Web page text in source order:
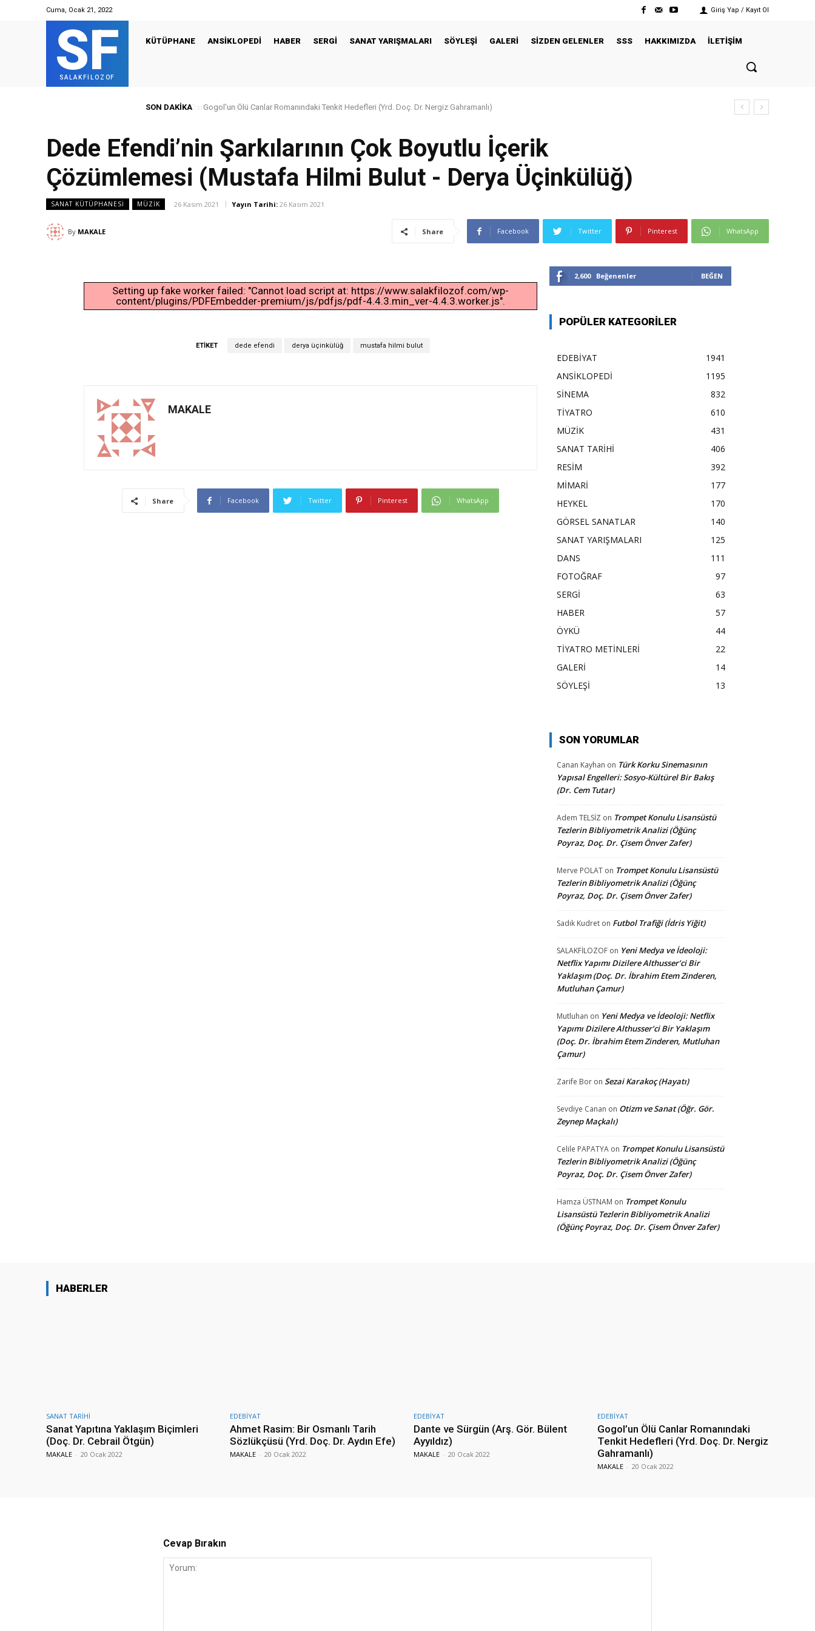
Cuma, Ocak 21, 2022 Giriş Yap / Kayıt Ol
SF
SALAKFİLOZOF
KÜTÜPHANE ANSİKLOPEDİ HABER SERGİ SANAT YARIŞMALARI SÖYLEŞİ GALERİ SİZDEN GELENLER SSS HAKKIMIZDA İLETİŞİM
SON DAKIKA Gogol’un Ölü Canlar Romanındaki Tenkit Hedefleri (Yrd. Doç. Dr. Nergiz Gahramanlı)
Dede Efendi’nin Şarkılarının Çok Boyutlu İçerik
Çözümlemesi (Mustafa Hilmi Bulut - Derya Üçinkülüğ)
SANAT KÜTÜPHANESİ MÜZİK 26 Kasım 2021 Yayın Tarihi: 26 Kasım 2021
By MAKALE Share Facebook Twitter Pinterest WhatsApp
Setting up fake worker failed: "Cannot load script at: https://www.salakfilozof.com/wp-
content/plugins/PDFEmbedder-premium/js/pdfjs/pdf-4.4.3.min_ver-4.4.3.worker.js".
ETIKET dede efendi derya üçinkülüğ mustafa hilmi bulut
MAKALE
Share Facebook Twitter Pinterest WhatsApp
2,600 Beğenenler BEĞEN
POPÜLER KATEGORILER
EDEBİYAT
1941
ANSİKLOPEDİ
1195
SİNEMA
832
TİYATRO
610
MÜZİK
431
SANAT TARİHİ
406
RESİM
392
MİMARİ
177
HEYKEL
170
GÖRSEL SANATLAR
140
SANAT YARIŞMALARI
125
DANS
111
FOTOĞRAF
97
SERGİ
63
HABER
57
ÖYKÜ
44
TİYATRO METİNLERİ
22
GALERİ
14
SÖYLEŞİ
13
SON YORUMLAR
Canan Kayhan on Türk Korku Sinemasının
Yapısal Engelleri: Sosyo-Kültürel Bir Bakış
(Dr. Cem Tutar)
Adem TELSİZ on Trompet Konulu Lisansüstü
Tezlerin Bibliyometrik Analizi (Öğünç
Poyraz, Doç. Dr. Çisem Önver Zafer)
Merve POLAT on Trompet Konulu Lisansüstü
Tezlerin Bibliyometrik Analizi (Öğünç
Poyraz, Doç. Dr. Çisem Önver Zafer)
Sadık Kudret on Futbol Trafiği (İdris Yiğit)
SALAKFİLOZOF on Yeni Medya ve İdeoloji:
Netflix Yapımı Dizilere Althusser’ci Bir
Yaklaşım (Doç. Dr. İbrahim Etem Zinderen,
Mutluhan Çamur)
Mutluhan on Yeni Medya ve İdeoloji: Netflix
Yapımı Dizilere Althusser’ci Bir Yaklaşım
(Doç. Dr. İbrahim Etem Zinderen, Mutluhan
Çamur)
Zarife Bor on Sezai Karakoç (Hayatı)
Sevdiye Canan on Otizm ve Sanat (Öğr. Gör.
Zeynep Maçkalı)
Celile PAPATYA on Trompet Konulu Lisansüstü
Tezlerin Bibliyometrik Analizi (Öğünç
Poyraz, Doç. Dr. Çisem Önver Zafer)
Hamza ÜSTNAM on Trompet Konulu
Lisansüstü Tezlerin Bibliyometrik Analizi
(Öğünç Poyraz, Doç. Dr. Çisem Önver Zafer)
HABERLER
SANAT TARİHİ
Sanat Yapıtına Yaklaşım Biçimleri
(Doç. Dr. Cebrail Ötgün)
MAKALE - 20 Ocak 2022
EDEBİYAT
Ahmet Rasim: Bir Osmanlı Tarih
Sözlükçüsü (Yrd. Doç. Dr. Aydın Efe)
MAKALE - 20 Ocak 2022
EDEBİYAT
Dante ve Sürgün (Arş. Gör. Bülent
Ayyıldız)
MAKALE - 20 Ocak 2022
EDEBİYAT
Gogol’un Ölü Canlar Romanındaki
Tenkit Hedefleri (Yrd. Doç. Dr. Nergiz
Gahramanlı)
MAKALE - 20 Ocak 2022
Cevap Bırakın